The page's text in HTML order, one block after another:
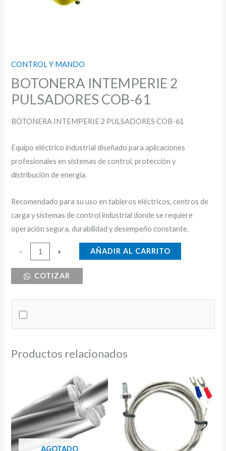
CONTROL Y MANDO
BOTONERA INTEMPERIE 2
PULSADORES COB-61
BOTONERA INTEMPERIE 2 PULSADORES COB-61
Equipo eléctrico industrial diseñado para aplicaciones
profesionales en sistemas de control, protección y
distribución de energía.
Recomendado para su uso en tableros eléctricos, centros de
carga y sistemas de control industrial donde se requiere
operación segura, durabilidad y desempeño constante.
-
BOTONERA
INTEMPERIE
cantidad
+ AÑADIR AL CARRITO
COTIZAR
Productos relacionados
AGOTADO